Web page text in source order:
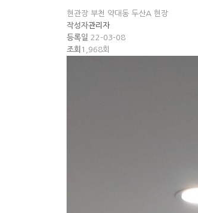
현관장 부천 약대동 두산A 현장
작성자관리자
등록일 22-03-08
조회 1,968회